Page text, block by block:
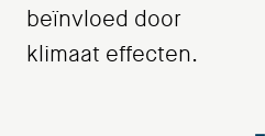
beïnvloed door
klimaat effecten.